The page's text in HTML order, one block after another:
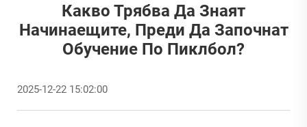
Какво Трябва Да Знаят
Начинаещите, Преди Да Започнат
Обучение По Пиклбол?
2025-12-22 15:02:00